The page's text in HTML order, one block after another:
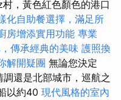
，黃色紅色顏色的港口
化自助餐選擇，滿足所
房增添實用功能 專業
傳承經典的美味 護照換
解開疑團 無論您決定
還是北部城市，巡航之
以約40 現代風格的室內